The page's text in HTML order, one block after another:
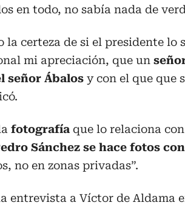
en todo, no sabía nada de
la certeza de si el presidente
mi apreciación, que un
señor Ábalos y con el que que
fotografía que lo relaciona
Sánchez se hace fotos
no en zonas privadas”.
entrevista a Víctor de Aldama